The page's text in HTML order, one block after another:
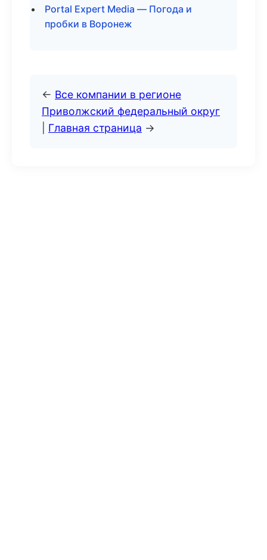
Portal Expert Media — Погода и
пробки в Воронеж
← Все компании в регионе
Приволжский федеральный округ
Главная страница →